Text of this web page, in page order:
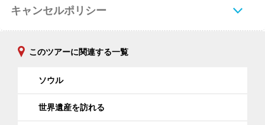
キャンセルポリシー
このツアーに関連する一覧
ソウル
世界遺産を訪れる